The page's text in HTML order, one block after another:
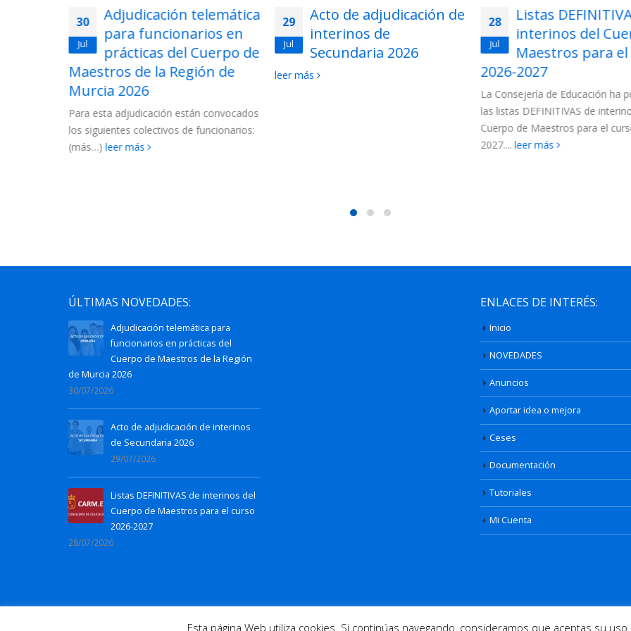
29
Jul
Acto de adjudicación de
interinos de
Secundaria 2026
leer más
28
Jul
Listas DEFINITIVAS de
interinos del Cuerpo de
Maestros para el curso
2026-2027
27
Jul
Adjudicación
para
Cuerpo de
la Región de Murcia
Para esta adjudicación están
los siguientes colectivos de
(más…) leer más
ÚLTIMAS NOVEDADES:
Adjudicación telemática para
funcionarios en prácticas del
Cuerpo de Maestros de la Región
de Murcia 2026
30/07/2026
Acto de adjudicación de interinos
de Secundaria 2026
29/07/2026
Listas DEFINITIVAS de interinos del
Cuerpo de Maestros para el curso
2026-2027
28/07/2026
ENLACES DE INTERÉS:
Inicio
NOVEDADES
Anuncios
Aportar idea o mejora
Ceses
Documentación
Tutoriales
Mi Cuenta
Esta página Web utiliza cookies. Si continúas navegando, consideramos que aceptas su uso.